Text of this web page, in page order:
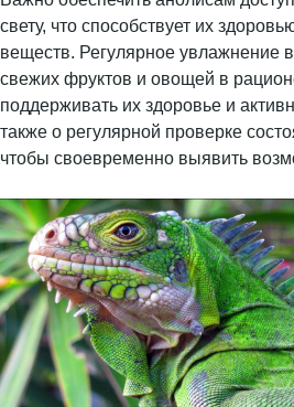
свету, что способствует их
веществ. Регулярное увлажнение
свежих фруктов и овощей в
поддерживать их здоровье и
также о регулярной проверке
чтобы своевременно выявить